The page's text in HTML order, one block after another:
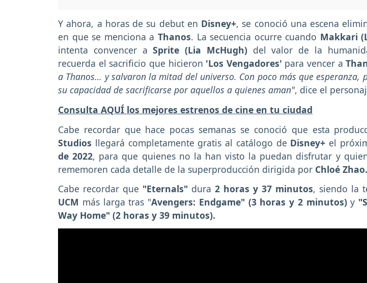
Y ahora, a horas de su debut en Disney+, se conoció una escena
en que se menciona a Thanos. La secuencia ocurre cuando Makkari
intenta convencer a Sprite (Lia McHugh)del valor de la
recuerda el sacrificio que hicieron 'Los Vengadores' para vencer a
a Thanos… y salvaron la mitad del universo. Con poco más que esperanza,
su capacidad de sacrificarse por aquellos a quienes aman", dice el
Consulta AQUÍ los mejores estrenos de cine en tu ciudad
Cabe recordar que hace pocas semanas se conoció que esta
Studios llegará completamente gratis al catálogo de Disney+ el
de 2022, para que quienes no la han visto la puedan disfrutar y
rememoren cada detalle de la superproducción dirigida por Chloé Zhao.
Cabe recordar que "Eternals" dura 2 horas y 37 minutos, siendo la
UCM más larga tras "Avengers: Endgame" (3 horas y 2 minutos)y
Way Home" (2 horas y 39 minutos).